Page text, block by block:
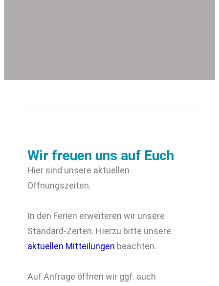
Wir freuen uns auf Euch
Hier sind unsere aktuellen
Öffnungszeiten.
In den Ferien erweiteren wir unsere
Standard-Zeiten. Hierzu bitte unsere
aktuellen Mitteilungen beachten.
Auf Anfrage öffnen wir ggf. auch